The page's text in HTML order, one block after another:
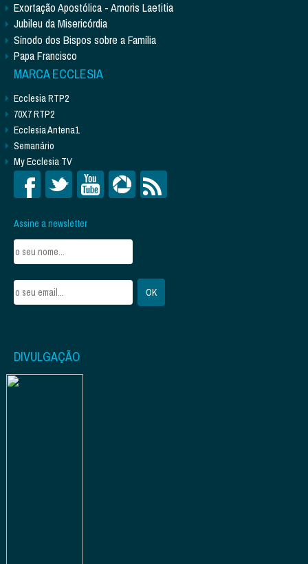
Exortação Apostólica - Amoris Laetitia
Jubileu da Misericórdia
Sínodo dos Bispos sobre a Família
Papa Francisco
MARCA ECCLESIA
Ecclesia RTP2
70X7 RTP2
Ecclesia Antena1
Semanário
My Ecclesia TV
Assine a newsletter
DIVULGAÇÃO